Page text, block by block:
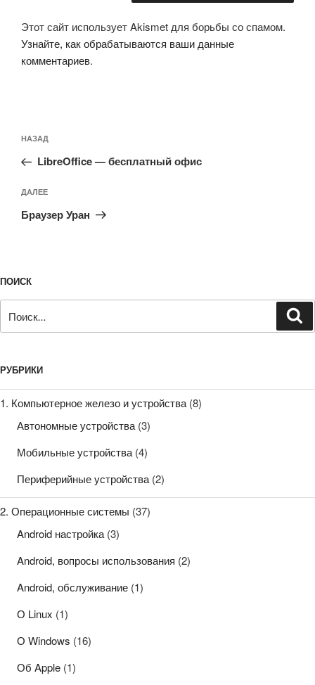
Этот сайт использует Akismet для борьбы со спамом.
Узнайте, как обрабатываются ваши данные
комментариев.
по
записям
Предыдущая
запись:
НАЗАД
LibreOffice — бесплатный офис
Следующая
запись
ДАЛЕЕ
Браузер Уран
ПОИСК
РУБРИКИ
1. Компьютерное железо и устройства(8)
Автономные устройства (3)
Мобильные устройства (4)
Периферийные устройства (2)
2. Операционные системы (37)
Android настройка (3)
Android, вопросы использования (2)
Android, обслуживание (1)
О Linux (1)
О Windows (16)
Об Apple (1)